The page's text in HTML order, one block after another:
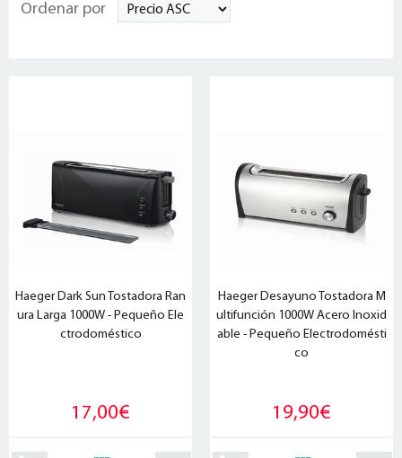
Ordenar por
Haeger Dark Sun Tostadora Ran
ura Larga 1000W - Pequeño Ele
ctrodoméstico
17,00€
Haeger Desayuno Tostadora M
ultifunción 1000W Acero Inoxid
able - Pequeño Electrodomésti
co
19,90€